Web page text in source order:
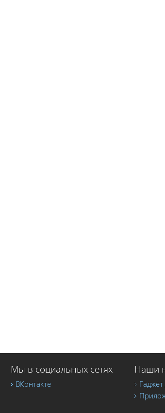
Мы в социальных сетях
ВКонтакте
Наши